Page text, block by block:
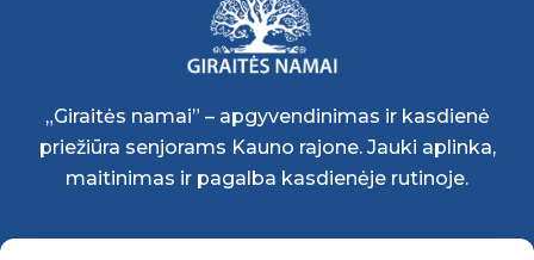
„Giraitės namai” – apgyvendinimas ir kasdienė
priežiūra senjorams Kauno rajone. Jauki aplinka,
maitinimas ir pagalba kasdienėje rutinoje.